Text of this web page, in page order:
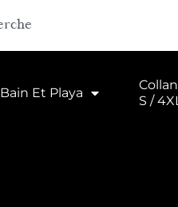
Bain Et Playa
S /